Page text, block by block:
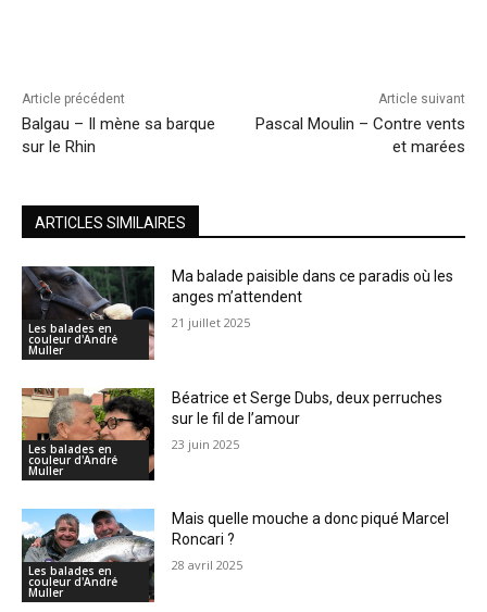
Article précédent
Balgau – Il mène sa barque
sur le Rhin
Article suivant
Pascal Moulin – Contre vents
et marées
ARTICLES SIMILAIRES
Les balades en
couleur d'André
Muller
Ma balade paisible dans ce paradis où les
anges m’attendent
21 juillet 2025
Les balades en
couleur d'André
Muller
Béatrice et Serge Dubs, deux perruches
sur le fil de l’amour
23 juin 2025
Les balades en
couleur d'André
Muller
Mais quelle mouche a donc piqué Marcel
Roncari ?
28 avril 2025